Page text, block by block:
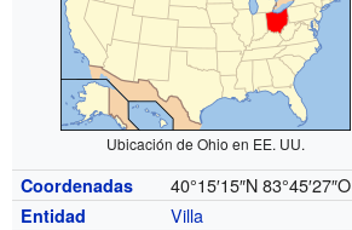
Ubicación de Ohio en EE. UU.
Coordenadas 40°15′15″N 83°45′27″O
Entidad
Villa